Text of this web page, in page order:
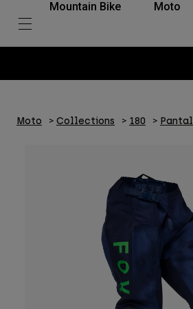
Mountain Bike Moto
Moto Collections 180